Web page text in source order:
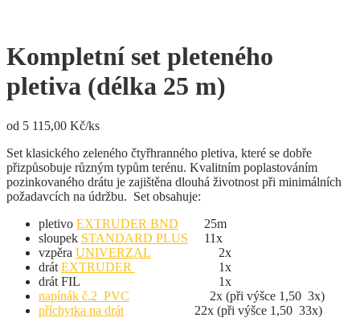
Kompletní set pleteného
pletiva (délka 25 m)
od 5 115,00 Kč/ks
Set klasického zeleného čtyřhranného pletiva, které se dobře
přizpůsobuje různým typům terénu. Kvalitním poplastováním
pozinkovaného drátu je zajištěna dlouhá životnost při minimálních
požadavcích na údržbu. Set obsahuje:
pletivo EXTRUDER BND 25m
sloupek STANDARD PLUS 11x
vzpěra UNIVERZAL 2x
drát EXTRUDER
1x
drát FIL 1x
napínák č.2 PVC 2x (při výšce 1,50 3x)
příchytka na drát 22x (při výšce 1,50 33x)